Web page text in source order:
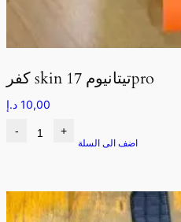
كفر skin تيتانيوم 17pro
10,00 د.إ
- +
اضف الى السلة